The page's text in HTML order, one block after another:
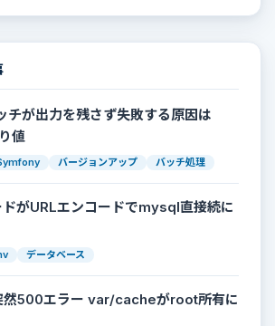
チが出力を残さず失敗する原因は
値
バージョンアップ バッチ処理
がURLエンコードでmysql直接続に
データベース
然500エラー var/cacheがroot所有に